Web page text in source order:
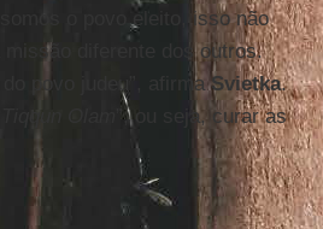
o povo eleito, isso não
missão diferente dos outros.
povo judeu”, afirmaSvietka.
”, ou seja, curar as